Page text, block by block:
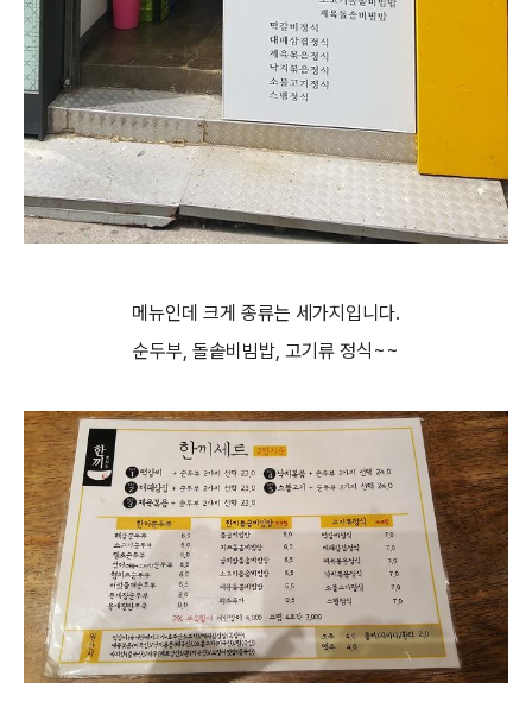
메뉴인데 크게 종류는 세가지입니다.
순두부, 돌솥비빔밥, 고기류 정식~~